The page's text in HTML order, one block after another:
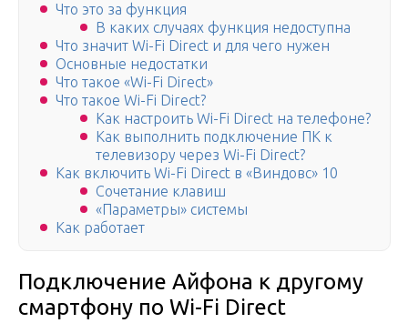
Что это за функция
В каких случаях функция недоступна
Что значит Wi-Fi Direct и для чего нужен
Основные недостатки
Что такое «Wi-Fi Direct»
Что такое Wi-Fi Direct?
Как настроить Wi-Fi Direct на телефоне?
Как выполнить подключение ПК к
телевизору через Wi-Fi Direct?
Как включить Wi-Fi Direct в «Виндовс» 10
Сочетание клавиш
«Параметры» системы
Как работает
Подключение Айфона к другому
смартфону по Wi-Fi Direct